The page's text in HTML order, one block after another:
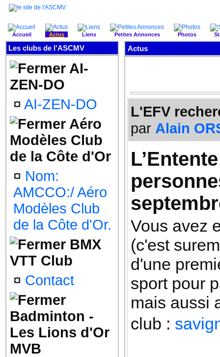
Accueil Actus Liens Petites Annonces Photos
Les clubs de l'ASCMV
AI-
ZEN-DO
¤ AI-ZEN-DO
Aéro
Modèles Club
de la Côte d'Or
¤ Nom:
AMCCO:/ Aéro
Modèles Club
de la Côte d'Or.
BMX
VTT Club
¤ Contact
Badminton -
Les Lions d'Or
MVB
Actus
L'EFV
par Alain
Vous avez
(c'est
d'une
sport pour
mais aussi
club :